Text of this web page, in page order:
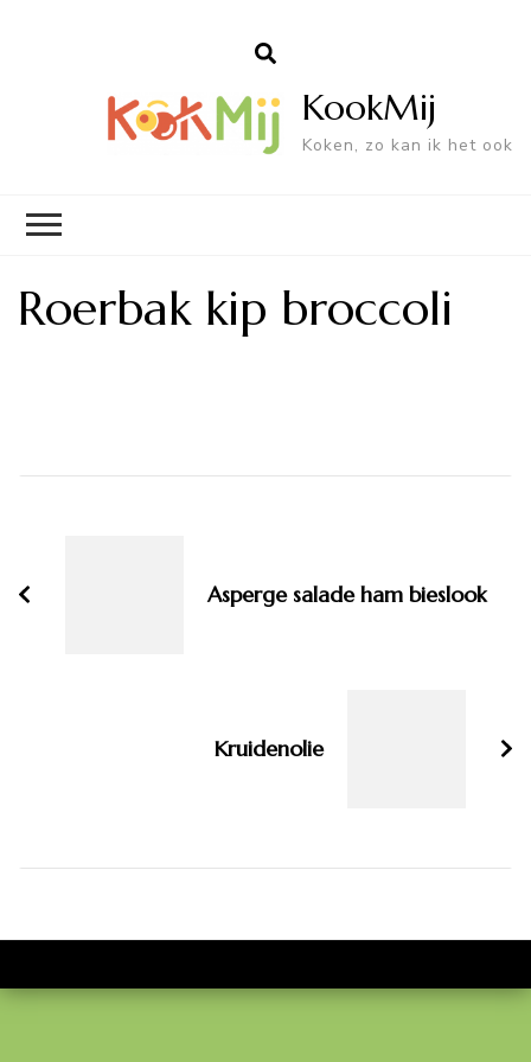
KookMij
Koken, zo kan ik het ook
Roerbak kip broccoli
Asperge salade ham bieslook
Kruidenolie